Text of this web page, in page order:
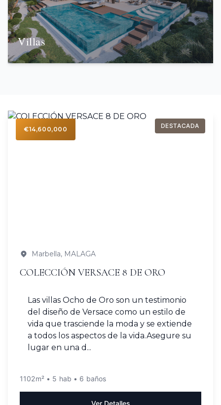
Villas
DESTACADA
€14,600,000
Marbella, MALAGA
COLECCIÓN VERSACE 8 DE ORO
Las villas Ocho de Oro son un testimonio
del diseño de Versace como un estilo de
vida que trasciende la moda y se extiende
a todos los aspectos de la vida.Asegure su
lugar en una d...
1102m² • 5 hab • 6 baños
Ver Detalles